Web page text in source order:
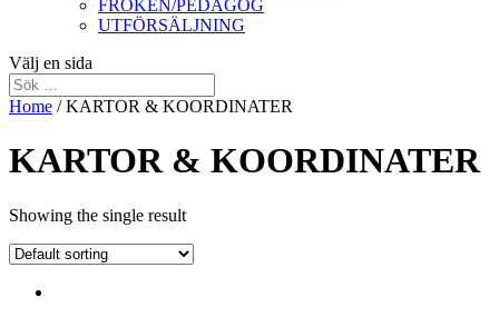
FRÖKEN/PEDAGOG
UTFÖRSÄLJNING
Välj en sida
Home / KARTOR & KOORDINATER
KARTOR & KOORDINATER
Showing the single result